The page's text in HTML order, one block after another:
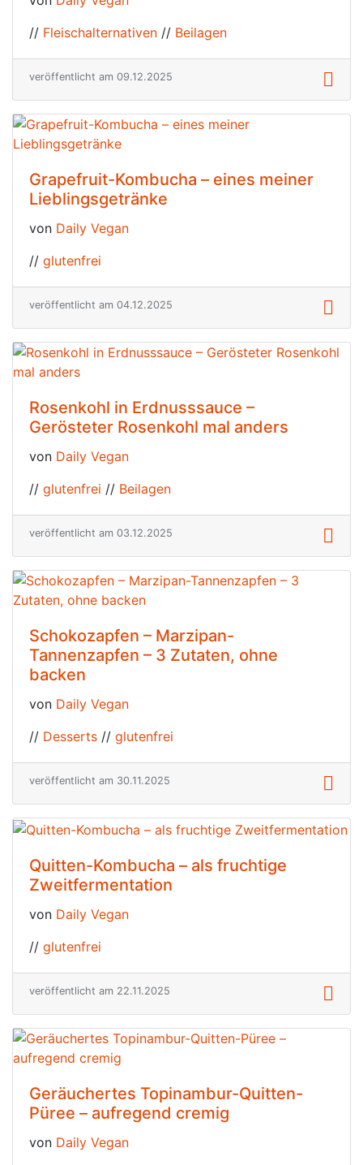
// Fleischalternativen // Beilagen
veröffentlicht am 09.12.2025
Grapefruit-Kombucha – eines meiner
Lieblingsgetränke
von Daily Vegan
// glutenfrei
veröffentlicht am 04.12.2025
Rosenkohl in Erdnusssauce –
Gerösteter Rosenkohl mal anders
von Daily Vegan
// glutenfrei // Beilagen
veröffentlicht am 03.12.2025
Schokozapfen – Marzipan-
Tannenzapfen – 3 Zutaten, ohne
backen
von Daily Vegan
// Desserts // glutenfrei
veröffentlicht am 30.11.2025
Quitten-Kombucha – als fruchtige
Zweitfermentation
von Daily Vegan
// glutenfrei
veröffentlicht am 22.11.2025
Geräuchertes Topinambur-Quitten-
Püree – aufregend cremig
von Daily Vegan